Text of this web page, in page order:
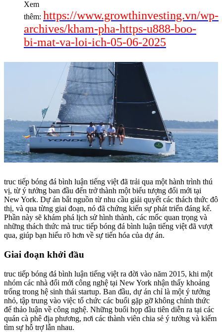
Xem
thêm: https://www.growthinvesting.vn/wp-
archives/kham-pha-https-u888-boo-
bi-mat-va-loi-ich-05-06-2025
truc tiếp bóng đá bình luận tiếng việt đã trải qua một hành trình thú
vị, từ ý tưởng ban đầu đến trở thành một biểu tượng đổi mới tại
New York. Dự án bắt nguồn từ nhu cầu giải quyết các thách thức đô
thị, và qua từng giai đoạn, nó đã chứng kiến sự phát triển đáng kể.
Phần này sẽ khám phá lịch sử hình thành, các mốc quan trọng và
những thách thức mà truc tiếp bóng đá bình luận tiếng việt đã vượt
qua, giúp bạn hiểu rõ hơn về sự tiến hóa của dự án.
Giai đoạn khởi đầu
truc tiếp bóng đá bình luận tiếng việt ra đời vào năm 2015, khi một
nhóm các nhà đổi mới công nghệ tại New York nhận thấy khoảng
trống trong hệ sinh thái startup. Ban đầu, dự án chỉ là một ý tưởng
nhỏ, tập trung vào việc tổ chức các buổi gặp gỡ không chính thức
để thảo luận về công nghệ. Những buổi họp đầu tiên diễn ra tại các
quán cà phê địa phương, nơi các thành viên chia sẻ ý tưởng và kiếm
tìm sự hỗ trợ lẫn nhau.